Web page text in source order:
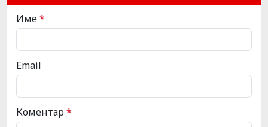
Име*
Email
Коментар*